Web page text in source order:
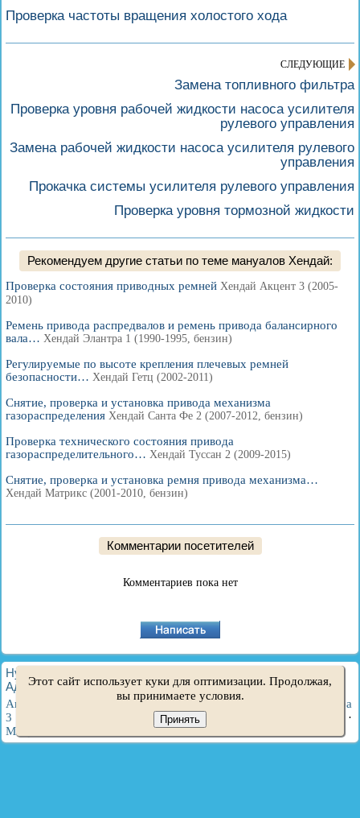
Проверка частоты вращения холостого хода
СЛЕДУЮЩИЕ
Замена топливного фильтра
Проверка уровня рабочей жидкости насоса усилителя
рулевого управления
Замена рабочей жидкости насоса усилителя рулевого
управления
Прокачка системы усилителя рулевого управления
Проверка уровня тормозной жидкости
Рекомендуем другие статьи по теме мануалов Хендай:
Проверка состояния приводных ремней Хендай Акцент 3 (2005-
2010)
Ремень привода распредвалов и ремень привода балансирного
вала… Хендай Элантра 1 (1990-1995, бензин)
Регулируемые по высоте крепления плечевых ремней
безопасности… Хендай Гетц (2002-2011)
Снятие, проверка и установка привода механизма
газораспределения Хендай Санта Фе 2 (2007-2012, бензин)
Проверка технического состояния привода
газораспределительного… Хендай Туссан 2 (2009-2015)
Снятие, проверка и установка ремня привода механизма…
Хендай Матрикс (2001-2010, бензин)
Комментарии посетителей
Комментариев пока нет
HyundaiBook.ru © 2018-2026
·
Администрация·Поиск по сайту·Владельцам Хендай
Акцент 1 ·Акцент 3·Элантра 1·
Элантра
3
Соната 4·Санта Фе 2
·
Матрикс
Этот сайт использует куки для оптимизации. Продолжая,
вы принимаете условия.
Принять